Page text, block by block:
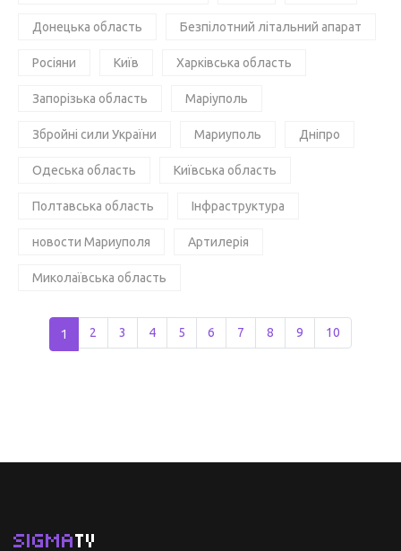
Донецька область Безпілотний літальний апарат
Росіяни Київ Харківська область
Запорізька область Маріуполь
Збройні сили України Мариуполь Дніпро
Одеська область Київська область
Полтавська область Інфраструктура
новости Мариуполя Артилерія
Миколаївська область
1 2 3 4 5 6 7 8 9 10
SIGMATV